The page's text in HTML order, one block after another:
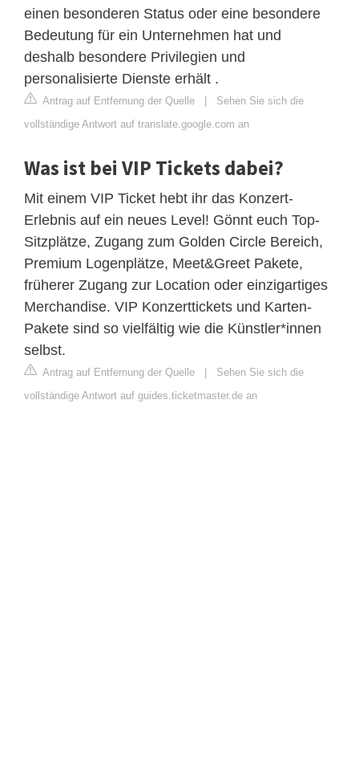
einen besonderen Status oder eine besondere
Bedeutung für ein Unternehmen hat und
deshalb besondere Privilegien und
personalisierte Dienste erhält .
Antrag auf Entfernung der Quelle | Sehen Sie sich die
vollständige Antwort auf translate.google.com an
Was ist bei VIP Tickets dabei?
Mit einem VIP Ticket hebt ihr das Konzert-
Erlebnis auf ein neues Level! Gönnt euch Top-
Sitzplätze, Zugang zum Golden Circle Bereich,
Premium Logenplätze, Meet&Greet Pakete,
früherer Zugang zur Location oder einzigartiges
Merchandise. VIP Konzerttickets und Karten-
Pakete sind so vielfältig wie die Künstler*innen
selbst.
Antrag auf Entfernung der Quelle | Sehen Sie sich die
vollständige Antwort auf guides.ticketmaster.de an